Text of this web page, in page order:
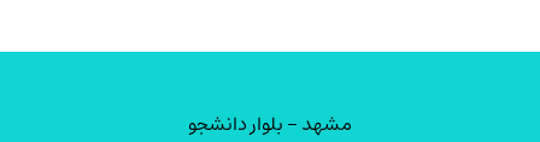
مشهد – بلوار دانشجو